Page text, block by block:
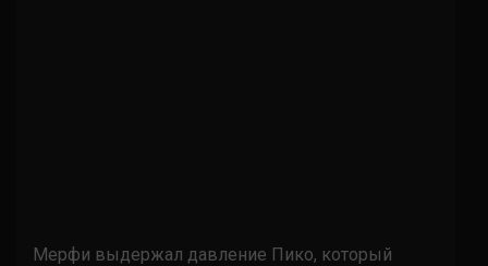
Мерфи выдержал давление Пико, который